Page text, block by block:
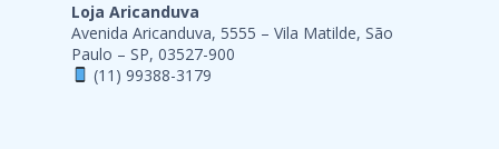
Loja Aricanduva
Avenida Aricanduva, 5555 – Vila Matilde, São
Paulo – SP, 03527-900
(11) 99388-3179